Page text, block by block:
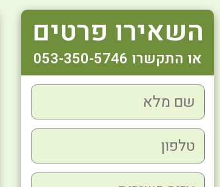
השאירו פרטים
או התקשרו 053-350-5746